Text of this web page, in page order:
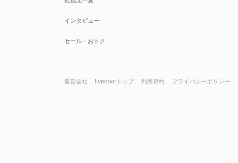
インタビュー
セール・おトク
運営会社 livedoorトップ 利用規約 プライバシーポリシー